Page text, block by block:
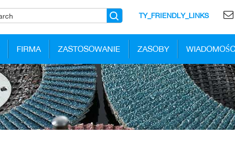
TY_FRIENDLY_LINKS
FIRMA ZASTOSOWANIE ZASOBY